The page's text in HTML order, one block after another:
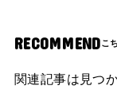
RECOMMEND
関連記事は見つ